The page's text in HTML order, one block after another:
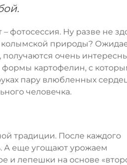
фотосессия. Ну разве не
колымской природы?
очень
формы картофелин, с
пару влюбленных
человечка.
традиции. После каждого
А еще угощают урожаем
и лепешки на основе